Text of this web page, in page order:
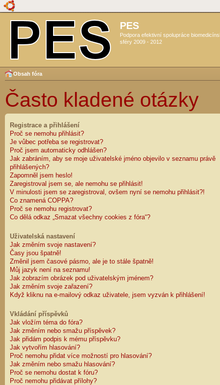
PES
Podpora efektivní spolupráce
sféry 2009 - 2012
Obsah fóra
Často kladené otázky
Registrace a přihlášení
Proč se nemohu přihlásit?
Je vůbec potřeba se registrovat?
Proč jsem automaticky odhlášen?
Jak zabráním, aby se moje uživatelské jméno objevilo v seznamu právě
přihlášených?
Zapomněl jsem heslo!
Zaregistroval jsem se, ale nemohu se přihlásit!
V minulosti jsem se zaregistroval, ovšem nyní se nemohu přihlásit?!
Co znamená COPPA?
Proč se nemohu registrovat?
Co dělá odkaz „Smazat všechny cookies z fóra“?
Uživatelská nastavení
Jak změním svoje nastavení?
Časy jsou špatně!
Změnil jsem časové pásmo, ale je to stále špatně!
Můj jazyk není na seznamu!
Jak zobrazím obrázek pod uživatelským jménem?
Jak změním svoje zařazení?
Když kliknu na e-mailový odkaz uživatele, jsem vyzván k přihlášení!
Vkládání příspěvků
Jak vložím téma do fóra?
Jak změním nebo smažu příspěvek?
Jak přidám podpis k mému příspěvku?
Jak vytvořím hlasování?
Proč nemohu přidat více možností pro hlasování?
Jak změním nebo smažu hlasování?
Proč se nemohu dostat k fóru?
Proč nemohu přidávat přílohy?